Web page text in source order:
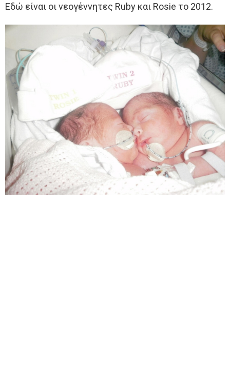
Εδώ είναι οι νεογέννητες Ruby και Rosie το 2012.